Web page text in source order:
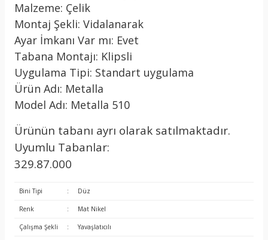
Malzeme: Çelik
Montaj Şekli: Vidalanarak
Ayar İmkanı Var mı: Evet
Tabana Montajı: Klipsli
Uygulama Tipi: Standart uygulama
Ürün Adı: Metalla
Model Adı: Metalla 510
Ürünün tabanı ayrı olarak satılmaktadır.
Uyumlu Tabanlar:
329.87.000
Bini Tipi : Düz
Renk : Mat Nikel
Çalışma Şekli : Yavaşlatıcılı